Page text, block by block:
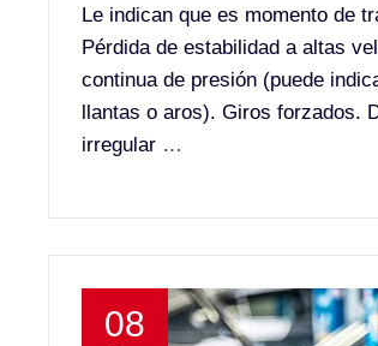
Le indican que es momento de
Pérdida de estabilidad a altas
continua de presión (puede
llantas o aros). Giros forzados.
irregular …
08